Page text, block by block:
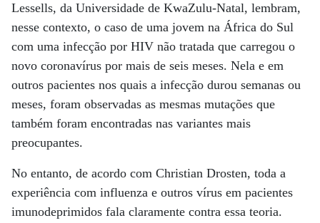
Lessells, da Universidade de KwaZulu-Natal, lembram,
nesse contexto, o caso de uma jovem na África do Sul
com uma infecção por HIV não tratada que carregou o
novo coronavírus por mais de seis meses. Nela e em
outros pacientes nos quais a infecção durou semanas ou
meses, foram observadas as mesmas mutações que
também foram encontradas nas variantes mais
preocupantes.
No entanto, de acordo com Christian Drosten, toda a
experiência com influenza e outros vírus em pacientes
imunodeprimidos fala claramente contra essa teoria.